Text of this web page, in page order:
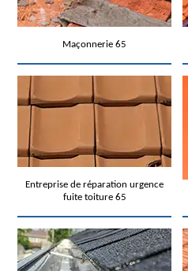
Maçonnerie 65
Entreprise de réparation urgence
fuite toiture 65